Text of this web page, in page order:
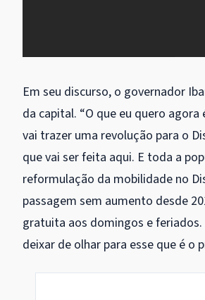
Em seu discurso, o governador
da capital. “O que eu quero
vai trazer uma revolução para o
que vai ser feita aqui. E toda a
reformulação da mobilidade no
passagem sem aumento desde
gratuita aos domingos e
deixar de olhar para esse que é